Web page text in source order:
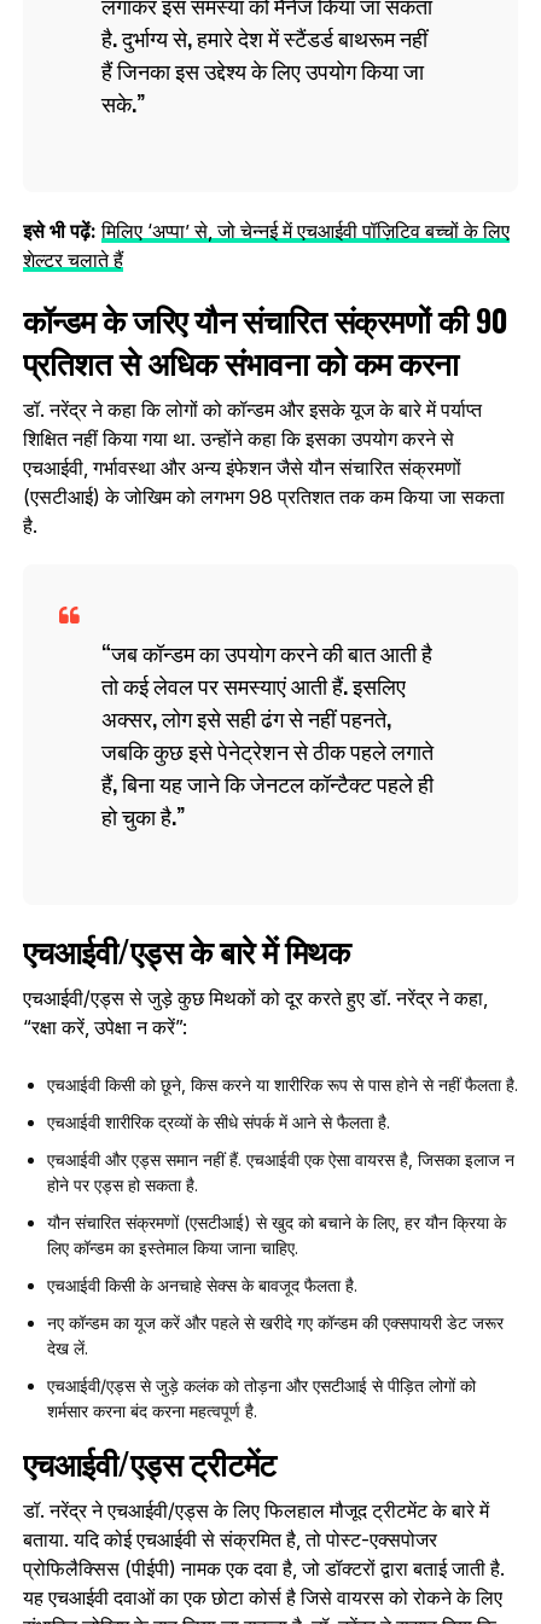
है. दुर्भाग्य से, हमारे देश में स्टैंडर्ड बाथरूम नहीं
हैं जिनका इस उद्देश्य के लिए उपयोग किया जा
सके.
इसे भी पढ़ें:मिलिए ‘अप्पा’ से, जो चेन्नई में एचआईवी पॉज़िटिव बच्चों के लिए
शेल्टर चलाते हैं
कॉन्डम के जरिए यौन संचारित संक्रमणों की 90
प्रतिशत से अधिक संभावना को कम करना
डॉ. नरेंद्र ने कहा कि लोगों को कॉन्डम और इसके यूज के बारे में पर्याप्त
शिक्षित नहीं किया गया था. उन्‍होंने कहा कि इसका उपयोग करने से
एचआईवी, गर्भावस्था और अन्य इंफेशन जैसे यौन संचारित संक्रमणों
(एसटीआई) के जोखिम को लगभग 98 प्रतिशत तक कम किया जा सकता
है.
जब कॉन्डम का उपयोग करने की बात आती है
तो कई लेवल पर समस्याएं आती हैं. इसलिए
अक्सर, लोग इसे सही ढंग से नहीं पहनते,
जबकि कुछ इसे पेनेट्रेशन से ठीक पहले लगाते
हैं, बिना यह जाने कि जेनटल कॉन्टैक्ट पहले ही
हो चुका है.
एचआईवी/एड्स के बारे में मिथक
एचआईवी/एड्स से जुड़े कुछ मिथकों को दूर करते हुए डॉ. नरेंद्र ने कहा,
“रक्षा करें, उपेक्षा न करें”:
एचआईवी किसी को छूने, किस करने या शारीरिक रूप से पास होने से नहीं फैलता है.
एचआईवी शारीरिक द्रव्यों के सीधे संपर्क में आने से फैलता है.
एचआईवी और एड्स समान नहीं हैं. एचआईवी एक ऐसा वायरस है, जिसका इलाज न
होने पर एड्स हो सकता है.
यौन संचारित संक्रमणों (एसटीआई) से खुद को बचाने के लिए, हर यौन क्रिया के
लिए कॉन्डम का इस्तेमाल किया जाना चाहिए.
एचआईवी किसी के अनचाहे सेक्‍स के बावजूद फैलता है.
नए कॉन्डम का यूज करें और पहले से खरीदे गए कॉन्डम की एक्सपायरी डेट जरूर
देख लें.
एचआईवी/एड्स से जुड़े कलंक को तोड़ना और एसटीआई से पीड़ित लोगों को
शर्मसार करना बंद करना महत्वपूर्ण है.
एचआईवी/एड्स ट्रीटमेंट
डॉ. नरेंद्र ने एचआईवी/एड्स के लिए फिलहाल मौजूद ट्रीटमेंट के बारे में
बताया. यदि कोई एचआईवी से संक्रमित है, तो पोस्ट-एक्सपोजर
प्रोफिलैक्सिस (पीईपी) नामक एक दवा है, जो डॉक्टरों द्वारा बताई जाती है.
यह एचआईवी दवाओं का एक छोटा कोर्स है जिसे वायरस को रोकने के लिए